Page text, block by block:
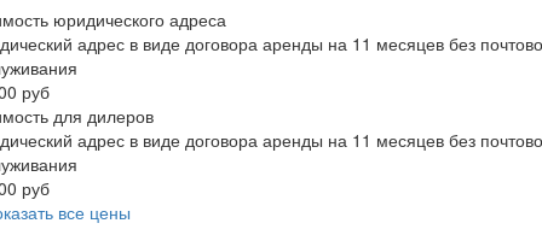
юридического адреса
адрес в виде договора аренды на 11 месяцев без
руб
для дилеров
адрес в виде договора аренды на 11 месяцев без
руб
все цены